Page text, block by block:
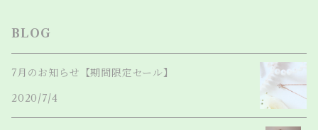
BLOG
7月のお知らせ【期間限定セール】
2020/7/4